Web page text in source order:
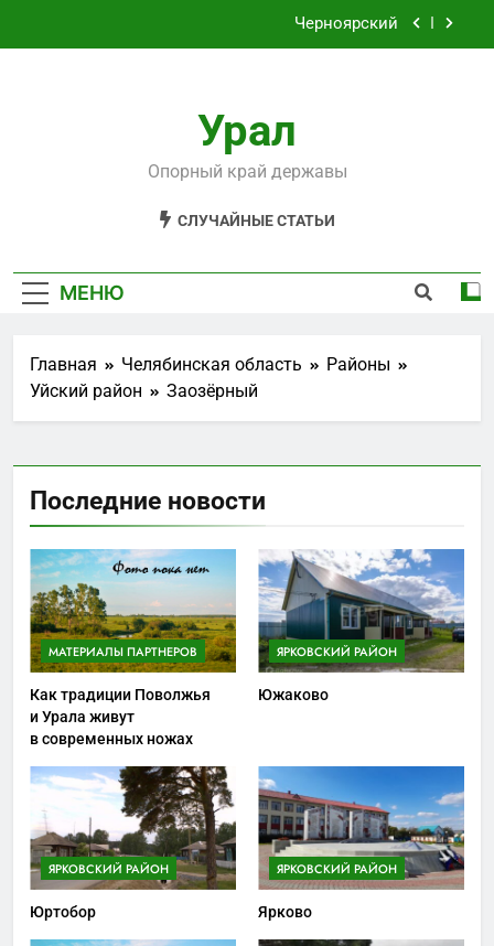
Черноярский
Староуткинск
Черноярский
Урал
Опорный край державы
СЛУЧАЙНЫЕ СТАТЬИ
МЕНЮ
Главная Челябинская область
Районы
Уйский район
Заозёрный
Последние новости
МАТЕРИАЛЫ ПАРТНЕРОВ
Как традиции Поволжья
и Урала живут
в современных ножах
ЯРКОВСКИЙ РАЙОН
Южаково
ЯРКОВСКИЙ РАЙОН
Юртобор
ЯРКОВСКИЙ РАЙОН
Ярково